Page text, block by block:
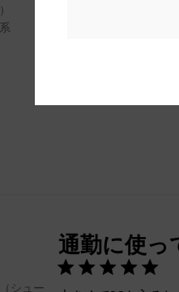
シュー
通勤に使っ